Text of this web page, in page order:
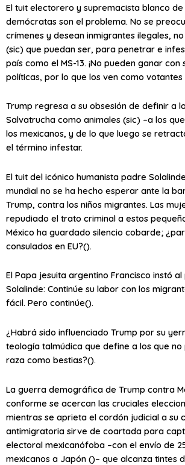
El tuit electorero y supremacista blanco de
demócratas son el problema. No se
crímenes y desean inmigrantes ilegales,
(sic) que puedan ser, para penetrar e
país como el MS-13. ¡No pueden ganar con
políticas, por lo que los ven como votantes
Trump regresa a su obsesión de definir a
Salvatrucha como animales (sic) –a los
los mexicanos, y de lo que luego se
el término infestar.
El tuit del icónico humanista padre
mundial no se ha hecho esperar ante la
Trump, contra los niños migrantes. Las
repudiado el trato criminal a estos
México ha guardado silencio cobarde;
consulados en EU?().
El Papa jesuita argentino Francisco instó
Solalinde: Continúe su labor con los
fácil. Pero continúe().
¿Habrá sido influenciado Trump por su
teología talmúdica que define a los que
raza como bestias?().
La guerra demográfica de Trump contra
conforme se acercan las cruciales
mientras se aprieta el cordón judicial a su
antimigratoria sirve de coartada para
electoral mexicanófoba –con el envío de
mexicanos a Japón ()– que alcanza tintes